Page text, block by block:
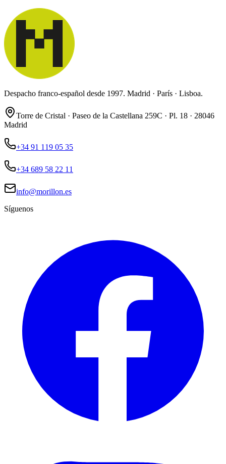
Despacho franco-español desde 1997. Madrid · París · Lisboa.
Torre de Cristal · Paseo de la Castellana 259C · Pl. 18 · 28046
Madrid
+34 91 119 05 35
+34 689 58 22 11
info@morillon.es
Síguenos